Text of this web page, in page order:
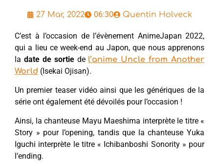
27 Mar, 2022 06:30 Quentin Holveck
C’est à l’occasion de l’évènement AnimeJapan 2022,
qui a lieu ce week-end au Japon, que nous apprenons
la date de sortiede l’anime Uncle from Another
World (Isekai Ojisan).
Un premier teaser vidéo ainsi que les génériques de la
série ont également été dévoilés pour l’occasion !
Ainsi, la chanteuse Mayu Maeshima interprète le titre «
Story » pour l’opening, tandis que la chanteuse Yuka
Iguchi interprète le titre « Ichibanboshi Sonority » pour
l’ending.